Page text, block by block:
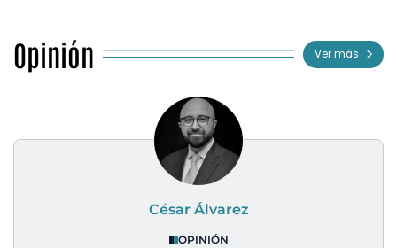
Opinión Ver más
César Álvarez
OPINIÓN